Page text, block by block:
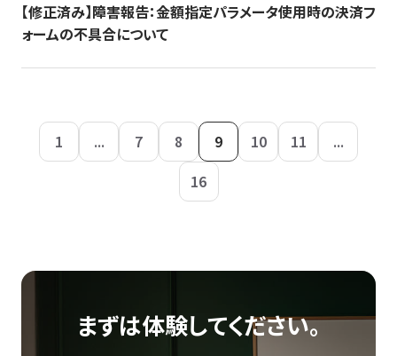
【修正済み】障害報告：金額指定パラメータ使用時の決済フ
ォームの不具合について
1 ... 7 8 9 10 11
...
16
まずは体験してください。